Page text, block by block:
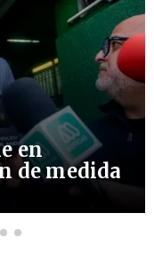
en
de medida